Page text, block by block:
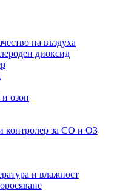
на въздуха
диоксид
озон
контролер за CO и O3
и влажност